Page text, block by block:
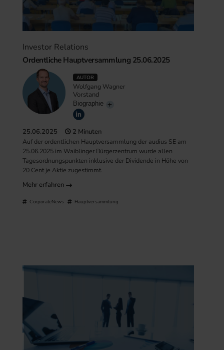
Investor Relations
Ordentliche Hauptversammlung 25.06.2025
AUTOR
Wolfgang Wagner
Vorstand
Biographie
25.06.2025 2 Minuten
Auf der ordentlichen Hauptversammlung der audius SE am
25.06.2025 im Waiblinger Bürgerzentrum wurde allen
Tagesordnungspunkten inklusive der Dividende in Höhe von
20 Cent je Aktie zugestimmt.
Mehr erfahren
CorporateNews Hauptversammlung